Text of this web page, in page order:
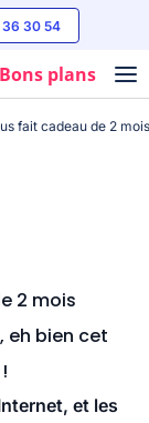
30 54
Bons plans
fait cadeau de 2
2 mois
eh bien cet
et les